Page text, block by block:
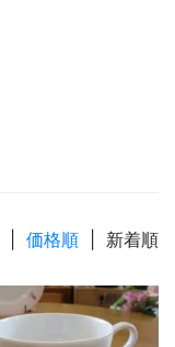
価格順 | 新着順